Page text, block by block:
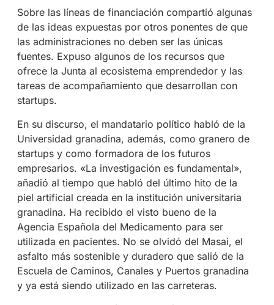
Sobre las líneas de financiación compartió algunas
de las ideas expuestas por otros ponentes de que
las administraciones no deben ser las únicas
fuentes. Expuso algunos de los recursos que
ofrece la Junta al ecosistema emprendedor y las
tareas de acompañamiento que desarrollan con
startups.
En su discurso, el mandatario político habló de la
Universidad granadina, además, como granero de
startups y como formadora de los futuros
empresarios. «La investigación es fundamental»,
añadió al tiempo que habló del último hito de la
piel artificial creada en la institución universitaria
granadina. Ha recibido el visto bueno de la
Agencia Española del Medicamento para ser
utilizada en pacientes. No se olvidó del Masai, el
asfalto más sostenible y duradero que salió de la
Escuela de Caminos, Canales y Puertos granadina
y ya está siendo utilizado en las carreteras.